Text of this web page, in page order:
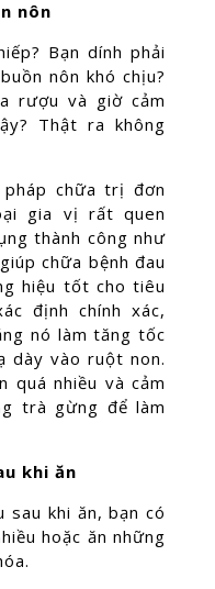
nôn
Bạn dính phải
nôn khó chịu?
rượu và giờ cảm
Thật ra không
chữa trị đơn
gia vị rất quen
thành công như
chữa bệnh đau
hiệu tốt cho tiêu
định chính xác,
nó làm tăng tốc
dày vào ruột non.
quá nhiều và cảm
trà gừng để làm
khi ăn
sau khi ăn, bạn có
hoặc ăn những